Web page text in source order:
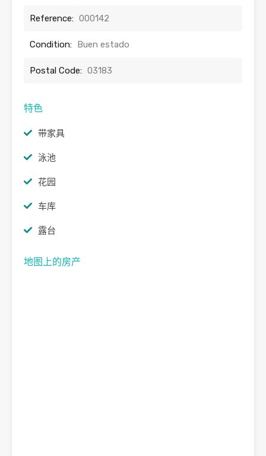
Reference: 000142
Condition: Buen estado
Postal Code: 03183
特色
带家具
泳池
花园
车库
露台
地图上的房产